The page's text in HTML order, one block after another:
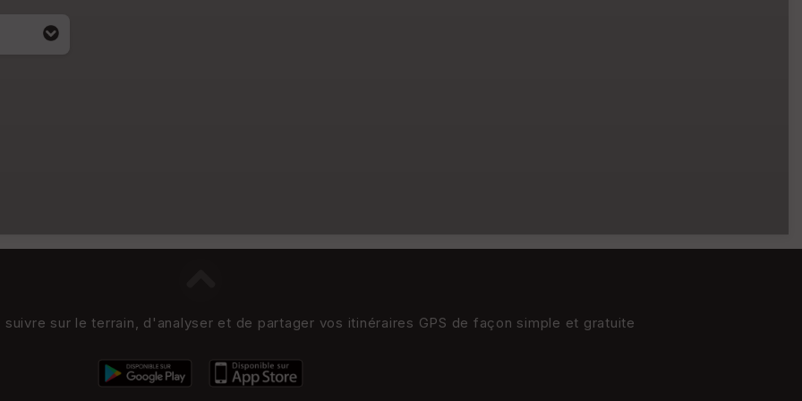
sur le terrain, d'analyser et de partager vos itinéraires GPS de façon simple et gratuite